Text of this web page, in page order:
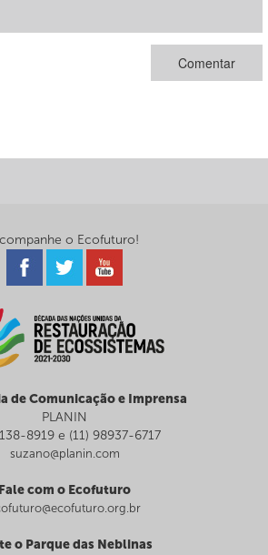
o Ecofuturo!
de Comunicação e Imprensa
PLANIN
8919 e (11) 98937-6717
suzano@planin.com
Fale com o Ecofuturo
o Parque das Neblinas